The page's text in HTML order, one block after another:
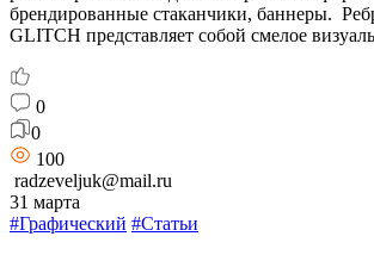
брендированные стаканчики, баннеры.
GLITCH представляет собой смелое
0
0
100
radzeveljuk@mail.ru
31 марта
#Графический #Статьи